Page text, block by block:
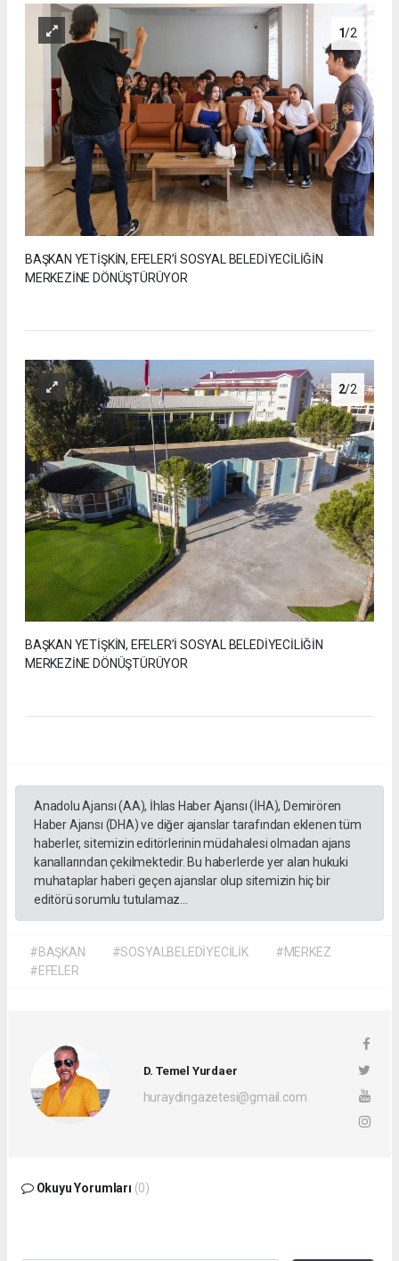
1/2
BAŞKAN YETİŞKİN, EFELER’İ SOSYAL BELEDİYECİLİĞİN
MERKEZİNE DÖNÜŞTÜRÜYOR
2/2
BAŞKAN YETİŞKİN, EFELER’İ SOSYAL BELEDİYECİLİĞİN
MERKEZİNE DÖNÜŞTÜRÜYOR
Anadolu Ajansı (AA), İhlas Haber Ajansı (İHA), Demirören
Haber Ajansı (DHA) ve diğer ajanslar tarafından eklenen tüm
haberler, sitemizin editörlerinin müdahalesi olmadan ajans
kanallarından çekilmektedir. Bu haberlerde yer alan hukuki
muhataplar haberi geçen ajanslar olup sitemizin hiç bir
editörü sorumlu tutulamaz...
#BAŞKAN #SOSYALBELEDİYECİLİK
#MERKEZ
#EFELER
D. Temel Yurdaer
huraydingazetesi@gmail.com
Okuyu Yorumları (0)